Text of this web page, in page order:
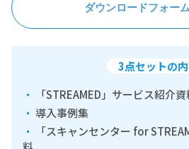
ダウンロードフォー
3点セットの
「STREAMED」サービス紹介資
導入事例集
「スキャンセンター for